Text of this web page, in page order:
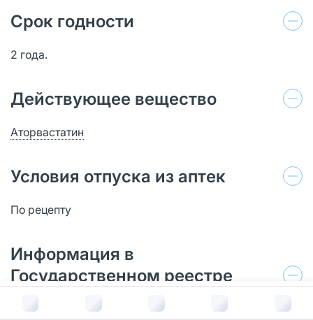
В корзину за
Срок годности
2 года.
Действующее вещество
Аторвастатин
Условия отпуска из аптек
По рецепту
Информация в
Государственном реестре
лекарственных средств